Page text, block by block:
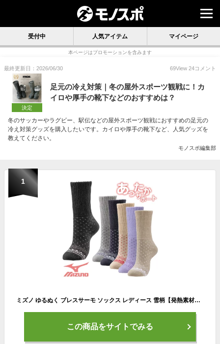
受付中 人気アイテム マイページ
本ページはプロモーションを含みます
最終更新日：2026/06/30 69View 24コメント
決定
足元の冷え対策｜冬の屋外スポーツ観戦に！カ
イロや厚手の靴下などのおすすめは？
冬のサッカーやラグビー、駅伝などの屋外スポーツ観戦におすすめの足元の
冷え対策グッズを購入したいです。カイロや厚手の靴下など、人気グッズを
教えてください。
モノスポ編集部
1
ミズノ ゆるぬく ブレスサーモ ソックス レディース 雪柄【発熱素材】総丈23cm フリーサイズ ミズノ ブレスサーモ 靴下 レディース C2JX1801 日本製 防寒
この商品をサイトでみる